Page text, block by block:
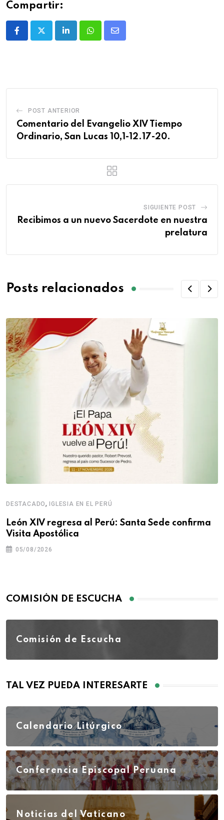
Compartir:
POST ANTERIOR
Comentario del Evangelio XIV Tiempo
Ordinario, San Lucas 10,1-12.17-20.
SIGUIENTE POST
Recibimos a un nuevo Sacerdote en nuestra
prelatura
Posts relacionados
DESTACADO, IGLESIA EN EL PERÚ
León XIV regresa al Perú: Santa Sede confirma
Visita Apostólica
05/08/2026
COMISIÓN DE ESCUCHA
Comisión de Escucha
TAL VEZ PUEDA INTERESARTE
Calendario Litúrgico
Conferencia Episcopal Peruana
Noticias del Vaticano